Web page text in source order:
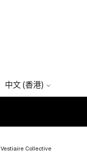
中文 (香港)
Vestiaire Collective